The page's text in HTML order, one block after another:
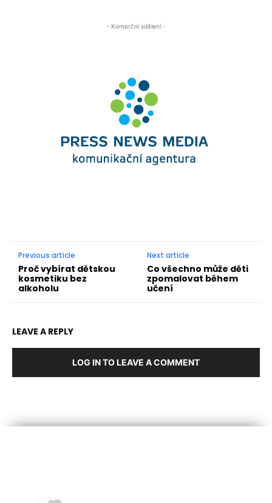
- Komerční sdělení -
Previous article
Proč vybírat dětskou
kosmetiku bez
alkoholu
Next article
Co všechno může děti
zpomalovat během
učení
LEAVE A REPLY
LOG IN TO LEAVE A COMMENT